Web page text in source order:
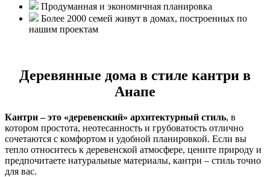
Продуманная и экономичная планировка
Более 2000 семей живут в домах, построенных по
нашим проектам
Деревянные дома в стиле кантри в
Анапе
Кантри – это «деревенский» архитектурный стиль, в
котором простота, неотесанность и грубоватость отлично
сочетаются с комфортом и удобной планировкой. Если вы
тепло относитесь к деревенской атмосфере, цените природу и
предпочитаете натуральные материалы, кантри – стиль точно
для вас.